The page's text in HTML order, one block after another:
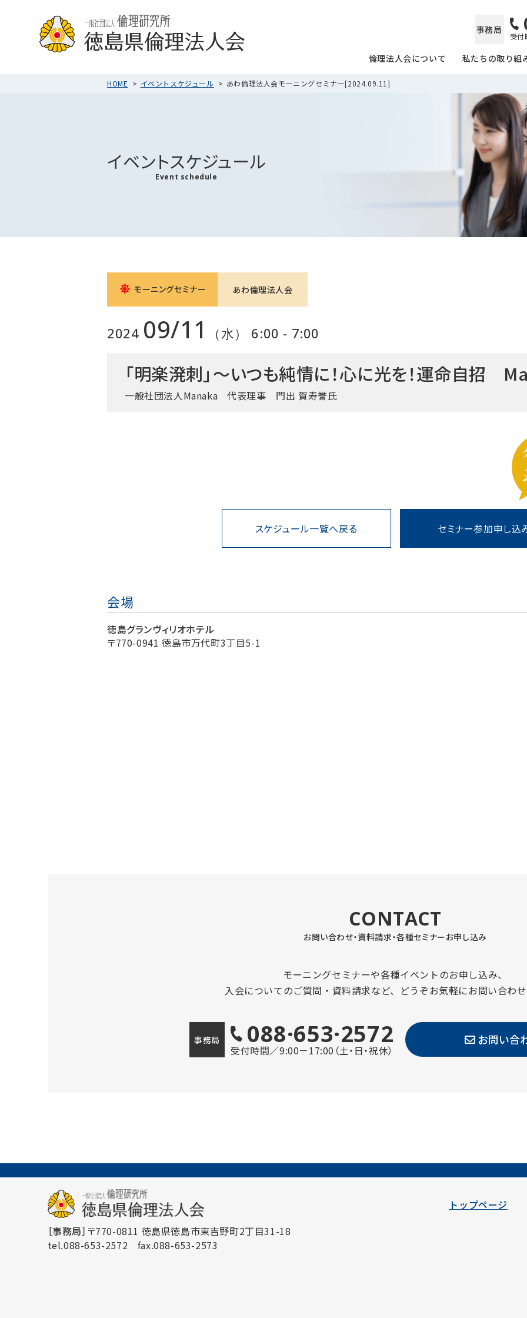
事務局
受付
倫理法人会について 私たちの取り組
HOME イベントスケジュール あわ倫理法人会モーニングセミナー[2024.09.11]
イベントスケジュール
Event schedule
モーニングセミナー あわ倫理法人会
2024 09/11 （水） 6:00 - 7:00
「明楽溌刺」～いつも純情に！心に光を！運命自招
一般社団法人Manaka 代表理事 門出 賀寿誉氏
スケジュール一覧へ戻る セミナー参加申し込
会場
徳島グランヴィリオホテル
〒770-0941 徳島市万代町3丁目5-1
CONTACT
お問い合わせ・資料請求・各種セミナーお申し込み
モーニングセミナーや各種イベントのお申し込み、
入会についてのご質問・資料請求など、どうぞお気軽にお問い合わ
事務局 088·653·2572
受付時間／9:00－17:00（土・日・祝休）
お問い合
［事務局］ 〒770-0811 徳島県徳島市東吉野町2丁目31-18
tel.088-653-2572 fax.088-653-2573
トップページ